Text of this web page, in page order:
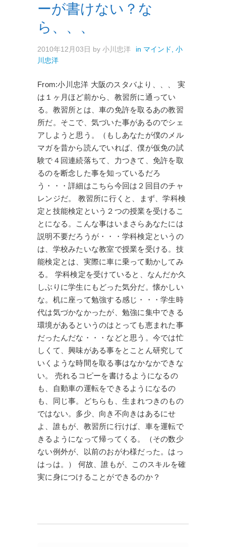
ーが書けない？な
ら、、、
2010年12月03日 by 小川忠洋 in マインド
小
川忠洋
From:小川忠洋 大阪のスタバより、、、 実
は１ヶ月ほど前から、教習所に通ってい
る。教習所とは、車の免許を取るあの教習
所だ。そこで、気づいた事があるのでシェ
アしようと思う。（もしあなたが僕のメル
マガを昔から読んでいれば、僕が仮免の試
験で４回連続落ちて、力つきて、免許を取
るのを断念した事を知っているだろ
う・・・詳細はこちら今回は２回目のチャ
レンジだ。 教習所に行くと、まず、学科検
定と技能検定という２つの授業を受けるこ
とになる。こんな事はいまさらあなたには
説明不要だろうが・・・学科検定というの
は、学校みたいな教室で授業を受ける。技
能検定とは、実際に車に乗って動かしてみ
る。 学科検定を受けていると、なんだか久
しぶりに学生にもどった気分だ。懐かしい
な。机に座って勉強する感じ・・・学生時
代は気づかなかったが、勉強に集中できる
環境があるというのはとっても恵まれた事
だったんだな・・・などと思う。今では忙
しくて、興味がある事をとことん研究して
いくような時間を取る事はなかなかできな
い。 売れるコピーを書けるようになるの
も、自動車の運転をできるようになるの
も、同じ事。どちらも、生まれつきのもの
ではない。多少、向き不向きはあるにせ
よ、誰もが、教習所に行けば、車を運転で
きるようになって帰ってくる。（その数少
ない例外が、以前のおがわ様だった。はっ
はっは。） 何故、誰もが、このスキルを確
実に身につけることができるのか？